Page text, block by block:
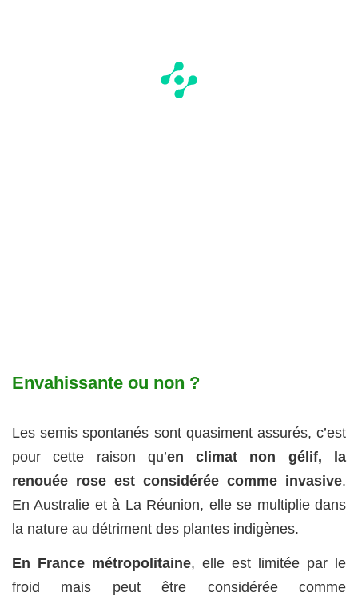
Envahissante ou non ?
Les semis spontanés sont quasiment assurés, c’est
pour cette raison qu’en climat non gélif, la
renouée rose est considérée comme invasive.
En Australie et à La Réunion, elle se multiplie dans
la nature au détriment des plantes indigènes.
En France métropolitaine, elle est limitée par le
froid mais peut être considérée comme